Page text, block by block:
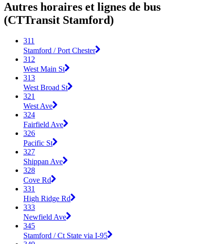
Autres horaires et lignes de bus
(CTTransit Stamford)
311
Stamford / Port Chester
312
West Main St
313
West Broad St
321
West Ave
324
Fairfield Ave
326
Pacific St
327
Shippan Ave
328
Cove Rd
331
High Ridge Rd
333
Newfield Ave
345
Stamford / Ct State via I-95